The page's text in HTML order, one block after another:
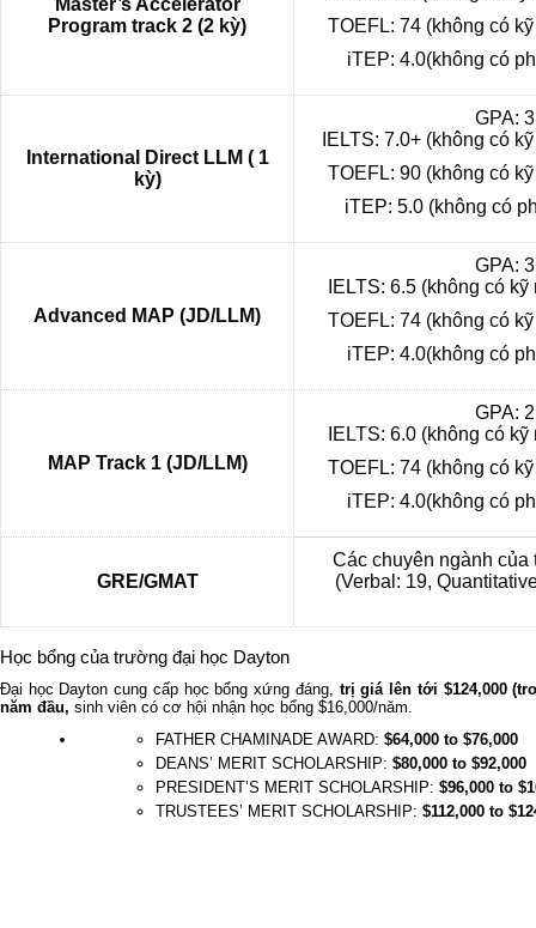
Program track 2 (2 kỳ)
TOEFL: 74 (không có
iTEP: 4.0(không có
International Direct LLM ( 1
kỳ)
GPA:
IELTS: 7.0+ (không có
TOEFL: 90 (không có
iTEP: 5.0 (không có
Advanced MAP (JD/LLM)
GPA:
IELTS: 6.5 (không có
TOEFL: 74 (không có
iTEP: 4.0(không có
MAP Track 1 (JD/LLM)
GPA:
IELTS: 6.0 (không có
TOEFL: 74 (không có
iTEP: 4.0(không có
GRE/GMAT
Các chuyên ngành của
(Verbal: 19,
Học bổng của trường đại học Dayton
Đại học Dayton cung cấp học bổng xứng đáng, trị giá lên tới $124,000
năm đầu, sinh viên có cơ hội nhận học bổng $16,000/năm.
FATHER CHAMINADE AWARD: $64,000 to $76,000
DEANS’ MERIT SCHOLARSHIP: $80,000 to $92,000
PRESIDENT’S MERIT SCHOLARSHIP: $96,000 to
TRUSTEES’ MERIT SCHOLARSHIP: $112,000 to